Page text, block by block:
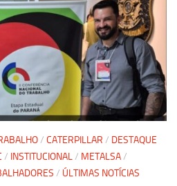
/ CATERPILLAR / DESTAQUE
/ INSTITUCIONAL/ METALSA/
/ ÚLTIMAS NOTÍCIAS